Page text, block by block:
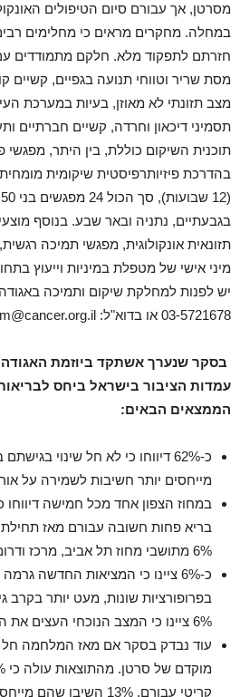
מסרטן, אך עבורם סיום הטיפולים
במחלה. מחקרים מראים כי מחלימים
חזרתם לתפקוד מלא. חלקם מתמודדים
מסת שריר וטווחי תנועה בגפיים, קשיים
מצב תזונתי לא מאוזן, בעיות במערכת
תסמיני דיכאון וחרדה, קשיים חברתיים
תוכנית השיקום כוללת, בין היתר, מפגשי
בהדרכת פיזיותרפיסטית שיקומית
בגבעתיים, נתניה ובאר שבע. בנוסף
תזונאית אונקולוגית, מפגשי תמיכה
מיני אישי של מטפלת במיניות וייעוץ
יש לפנות למחלקת שיקום ותמיכה
03-5721678 או בדוא"ל:
בסקר שנערך אשתקד ביוזמת
הממצאים הבאים:
מייחסים יותר חשיבות לשמירה על
במחוז הצפון אחד מכל חמישה דיווחו
6% מתושבי מחוז תל אביב, מרכז ודרום.
כ-6% ציינו כי המציאות החדשה
6% ציינו כי המצב הנוכחי העצים את החשש מהמחלה.
עוד נבדק בסקר אם מאז המלחמה חל
קריטי עבורם, 13% השיבו